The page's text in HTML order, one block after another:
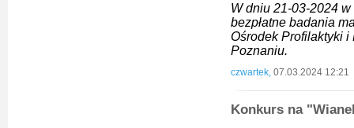
W dniu 21-03-2024
bezpłatne badania
Ośrodek Profilaktyki
Poznaniu.
czwartek, 07.03.2024 12:21
Konkurs na